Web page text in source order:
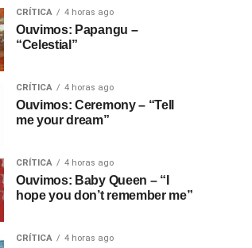
CRÍTICA 4 horas ago
Ouvimos: Papangu –
“Celestial”
CRÍTICA 4 horas ago
Ouvimos: Ceremony – “Tell
me your dream”
CRÍTICA 4 horas ago
Ouvimos: Baby Queen – “I
hope you don’t remember me”
CRÍTICA 4 horas ago